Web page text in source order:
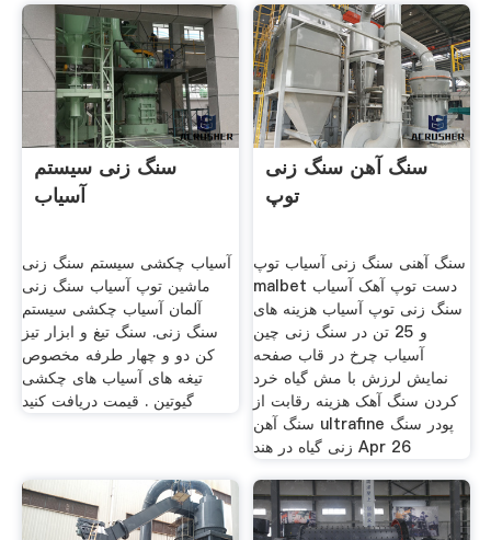
سنگ زنی سیستم
آسیاب
آسیاب چکشی سیستم سنگ زنی
ماشین توپ آسیاب سنگ زنی
آلمان آسیاب چکشی سیستم
سنگ زنی. سنگ تیغ و ابزار تیز
کن دو و چهار طرفه مخصوص
تیغه های آسیاب های چکشی
گیوتین . قیمت دریافت کنید
سنگ آهن سنگ زنی
توپ
سنگ آهنی سنگ زنی آسیاب توپ
malbet دست توپ آهک آسیاب
سنگ زنی توپ آسیاب هزینه های
و 25 تن در سنگ زنی چین
آسیاب چرخ در قاب صفحه
نمایش لرزش با مش گیاه خرد
کردن سنگ آهک هزینه رقابت از
سنگ آهن ultrafine پودر سنگ
زنی گیاه در هند Apr 26